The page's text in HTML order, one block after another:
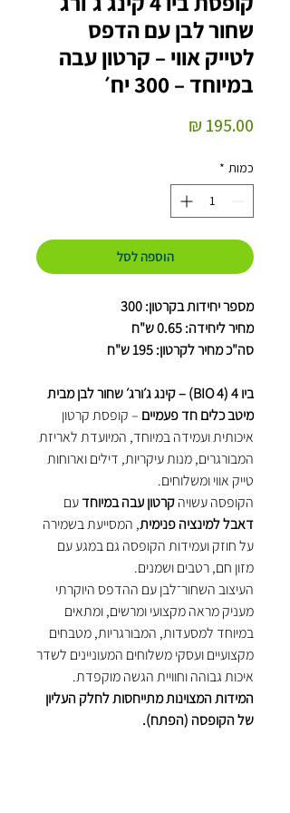
שחור לבן עם הדפס
לטייק אווי – קרטון עבה
במיוחד – 300 יח׳
כמות *
הוספה לסל
מספר יחידות בקרטון: 300
מחיר ליחידה: 0.65 ש"ח
סה"כ מחיר לקרטון: 195 ש"ח
ביו 4 (BIO 4) – קינג ג׳ורג׳ שחור לבן מבית
מיטב כלים חד פעמיים – קופסת קרטון
איכותית ועמידה במיוחד, המיועדת לאריזת
המבורגרים, מנות עיקריות, דילים וארוחות
טייק אווי ומשלוחים.
הקופסה עשויהקרטון עבה במיוחדעם
דאבל למינציה פנימית, המסייעת בשמירה
על חוזק ועמידות הקופסה גם במגע עם
מזון חם, רטבים ושמנים.
העיצוב השחור־לבן עם ההדפס היוקרתי
מעניק מראה מקצועי ומרשים, ומתאים
במיוחד למסעדות, המבורגריות, מטבחים
מקצועיים ועסקי משלוחים המעוניינים לשדר
איכות גבוהה וחוויית הגשה מוקפדת.
המידות המצוינות מתייחסות לחלק העליון
של הקופסה (הפתח).